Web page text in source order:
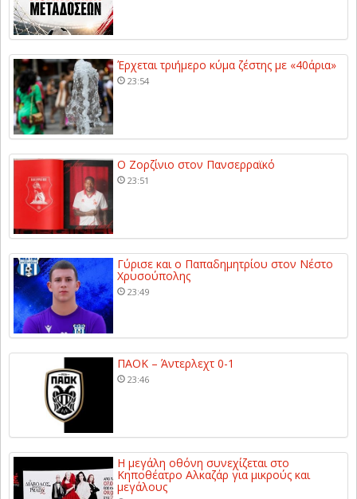
Έρχεται τριήμερο κύμα ζέστης με «40άρια»
23:54
Ο Ζορζίνιο στον Πανσερραϊκό
23:51
Γύρισε και ο Παπαδημητρίου στον Νέστο
Χρυσούπολης
23:49
ΠΑΟΚ – Άντερλεχτ 0-1
23:46
Η μεγάλη οθόνη συνεχίζεται στο
Κηποθέατρο Αλκαζάρ για μικρούς και
μεγάλους